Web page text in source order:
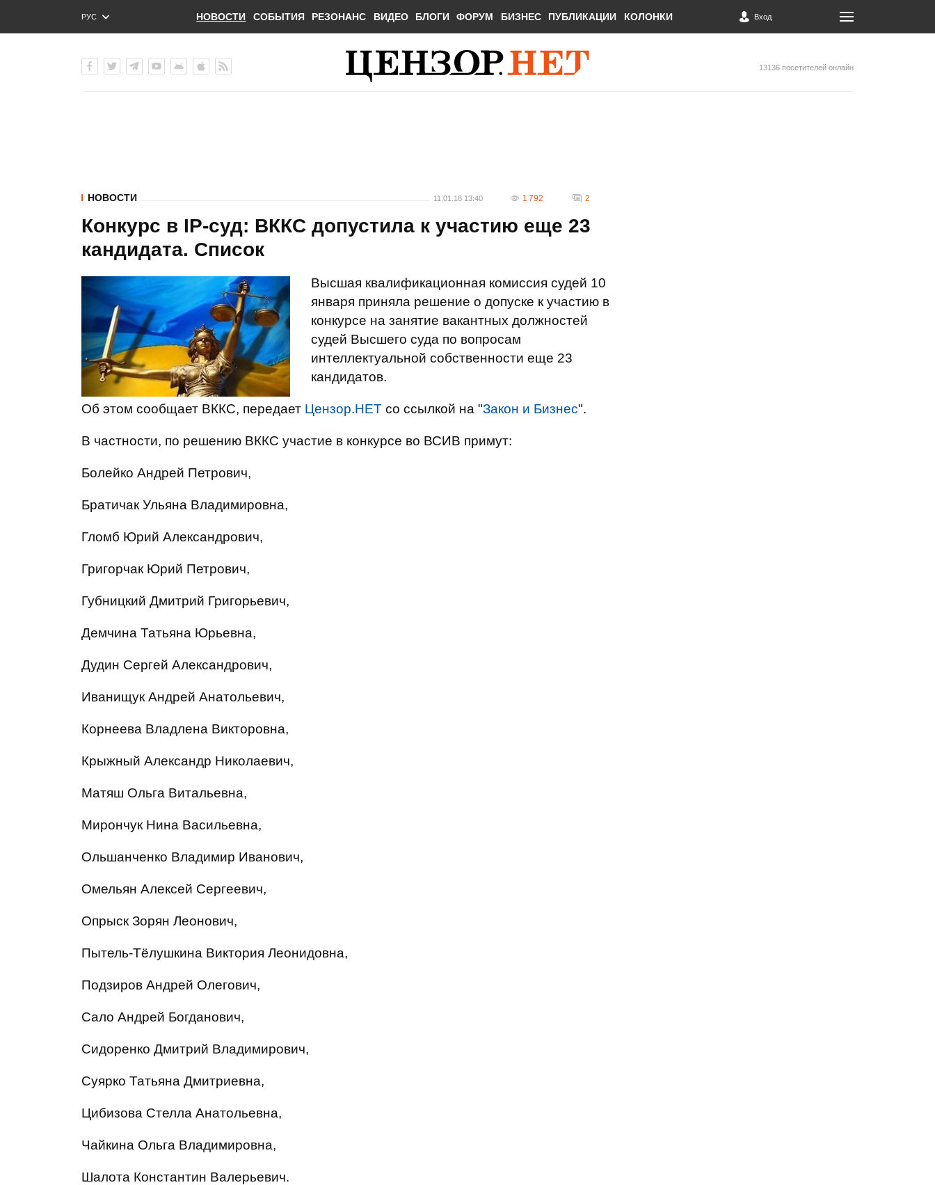
РУС
ENG
НОВОСТИ СОБЫТИЯ РЕЗОНАНС ВИДЕО БЛОГИ ФОРУМ БИЗНЕС ПУБЛИКАЦИИ КОЛОНКИ Вход
13136 посетителей онлайн
НОВОСТИ 11.01.18 13:40 1 792 2
Конкурс в IP-суд: ВККС допустила к участию еще 23
кандидата. Список
Высшая квалификационная комиссия судей 10
января приняла решение о допуске к участию в
конкурсе на занятие вакантных должностей
судей Высшего суда по вопросам
интеллектуальной собственности еще 23
кандидатов.
Об этом сообщает ВККС, передает Цензор.НЕТ со ссылкой на "Закон и Бизнес".
В частности, по решению ВККС участие в конкурсе во ВСИВ примут:
Болейко Андрей Петрович,
Братичак Ульяна Владимировна,
Гломб Юрий Александрович,
Григорчак Юрий Петрович,
Губницкий Дмитрий Григорьевич,
Демчина Татьяна Юрьевна,
Дудин Сергей Александрович,
Иванищук Андрей Анатольевич,
Корнеева Владлена Викторовна,
Крыжный Александр Николаевич,
Матяш Ольга Витальевна,
Мирончук Нина Васильевна,
Ольшанченко Владимир Иванович,
Омельян Алексей Сергеевич,
Опрыск Зорян Леонович,
Пытель-Тёлушкина Виктория Леонидовна,
Подзиров Андрей Олегович,
Сало Андрей Богданович,
Сидоренко Дмитрий Владимирович,
Суярко Татьяна Дмитриевна,
Цибизова Стелла Анатольевна,
Чайкина Ольга Владимировна,
Шалота Константин Валерьевич.